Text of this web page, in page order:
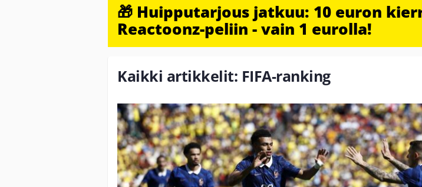
🎁 Huipputarjous jatkuu: 10 euron
Reactoonz-peliin - vain 1 eurolla!
Kaikki artikkelit: FIFA-ranking